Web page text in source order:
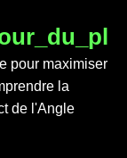
pour maximiser
la
de l'Angle